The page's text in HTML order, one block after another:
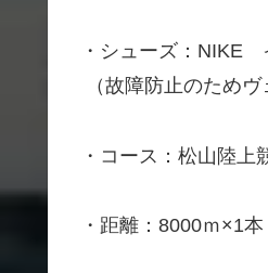
・シューズ：NIKE
（故障防止のため
・コース：松山陸
・距離：8000ｍ×1